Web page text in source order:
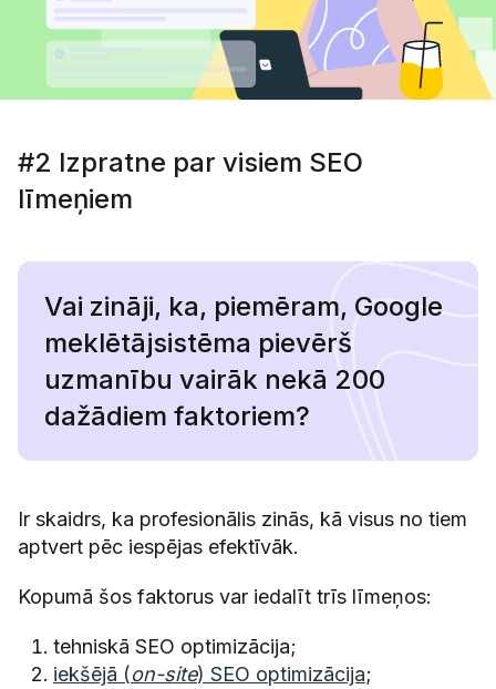
#2 Izpratne par visiem SEO
līmeņiem
Vai zināji, ka, piemēram, Google
meklētājsistēma pievērš
uzmanību vairāk nekā 200
dažādiem faktoriem?
Ir skaidrs, ka profesionālis zinās, kā visus no tiem
aptvert pēc iespējas efektīvāk.
Kopumā šos faktorus var iedalīt trīs līmeņos:
tehniskā SEO optimizācija;
iekšējā (on-site) SEO optimizācija;